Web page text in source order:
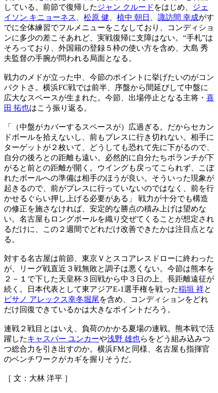
している。前節で復帰した ジャン クルード をはじめ、
ジェ
イソン キニョーネス
松原 健 植中 朝日 諏訪間 幸成がす
でに全体練習でフルメニューをこなしており、コンディショ
ンに多少の差こそあれど、実戦復帰に支障はない。“手札”は
そろっており、外国籍の登録５枠の使い方を含め、大島 秀
夫監督の手腕が問われる局面となる。
戦力のメドが立った中、今節のポイントに挙げたいのがコン
パクトさ。横浜FC戦では前半、序盤から間延びして中盤に
広大なスペースが生まれた。今節、出場停止となる主将・ 喜
田 拓也はこう振り返る。
「（中盤がカバーするスペースが）広過ぎる。だからセカン
ドボールを拾えないし、前もプレスに行き切れない。相手に
ターゲットが２枚いて、どうしても恐れて先に下がるので、
自分の後ろとの距離も遠い。必然的に自分たちボランチが下
がると前との距離が開く。ウイングも戻ってこられず、こぼ
れたボールへの準備は相手のほうが良い。そういった現象が
起きるので、前がプレスに行っていないのではなく、前を行
かせるぐらい押し上げる必要がある」 戦力が十分でも構造
の修正を施さなければ、安定的な勝点の積み上げは望めな
い。名古屋もロングボールを織り交ぜてくることが想定され
るだけに、この２週間でどれだけ改善できたかは注目点とな
る。
対する名古屋は前節、東京Ｖとスコアレスドローに終わった
が、リーグ戦直近３戦無敗と調子は悪くない。今節は熊本を
２－１で下した天皇杯３回戦から中３日の上、長距離遠征が
続く。日本代表として東アジアE-1選手権を戦った稲垣 祥と
ピサノ アレックス幸冬堀尾を含め、コンディションをどれ
だけ回復できているかは大きなポイントだろう。
連戦２戦目とはいえ、負荷のかかる夏場の連戦。熊本戦で活
躍したキャスパー ユンカーや浅野 雄也らをどう組み込みつ
つ総合力を引き出すのか。横浜FMと同様、名古屋も指揮官
のベンチワークがカギを握りそうだ。
［ 文：大林 洋平 ］